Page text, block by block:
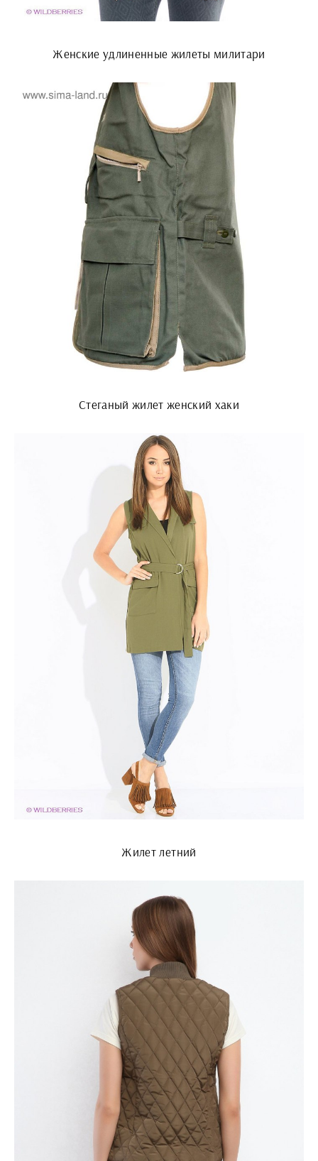
Женские удлиненные жилеты милитари
Стеганый жилет женский хаки
Жилет летний